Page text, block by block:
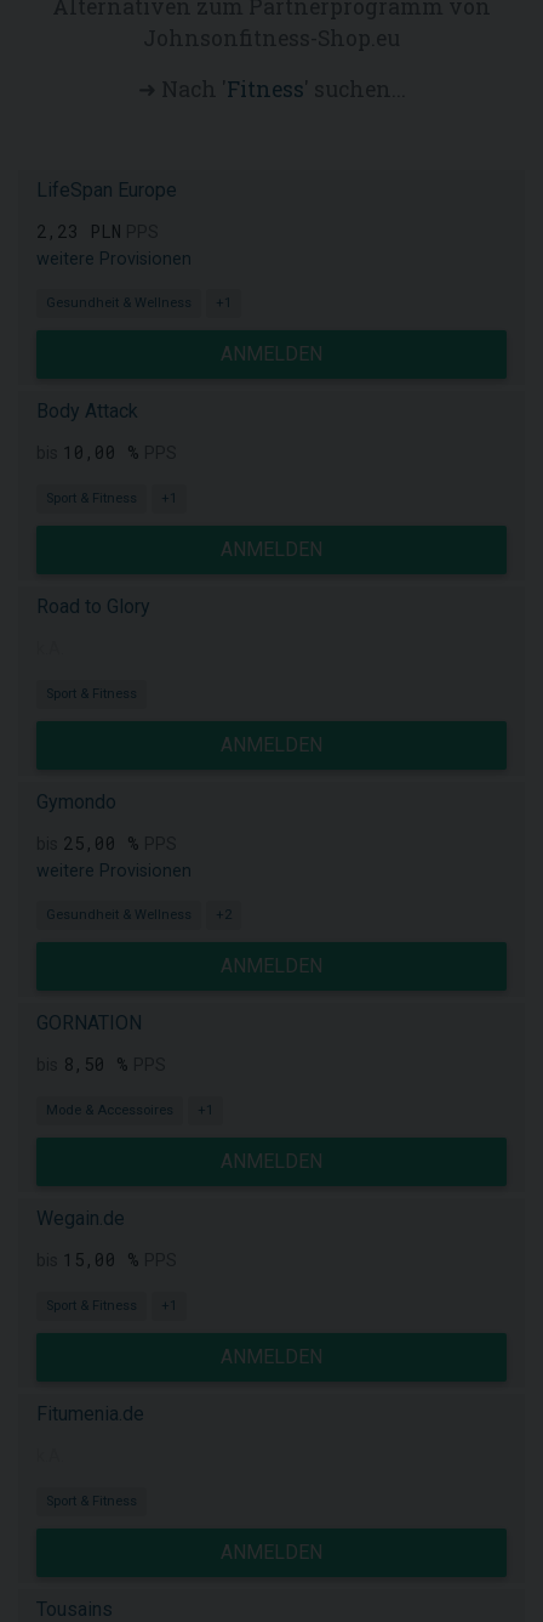
Fitness
LifeSpan Europe
2,23 PLN
weitere Provisionen
Gesundheit & Wellness +1
ANMELDEN
Body Attack
10,00 %
Sport & Fitness +1
ANMELDEN
Road to Glory
Sport & Fitness
ANMELDEN
Gymondo
25,00 %
weitere Provisionen
Gesundheit & Wellness +2
ANMELDEN
GORNATION
8,50 %
Mode & Accessoires +1
ANMELDEN
Wegain.de
15,00 %
Sport & Fitness +1
ANMELDEN
Fitumenia.de
Sport & Fitness
ANMELDEN
Tousains